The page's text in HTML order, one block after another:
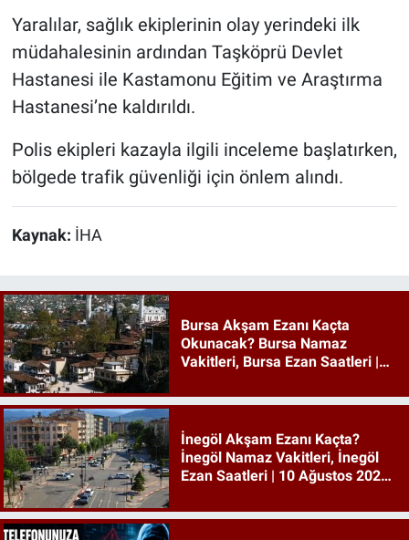
Yaralılar, sağlık ekiplerinin olay yerindeki ilk
müdahalesinin ardından Taşköprü Devlet
Hastanesi ile Kastamonu Eğitim ve Araştırma
Hastanesi’ne kaldırıldı.
Polis ekipleri kazayla ilgili inceleme başlatırken,
bölgede trafik güvenliği için önlem alındı.
Kaynak: İHA
Bursa Akşam Ezanı Kaçta
Okunacak? Bursa Namaz
Vakitleri, Bursa Ezan Saatleri |
İnegöl Akşam Ezanı Kaçta?
İnegöl Namaz Vakitleri, İnegöl
Ezan Saatleri | 10 Ağustos 2026